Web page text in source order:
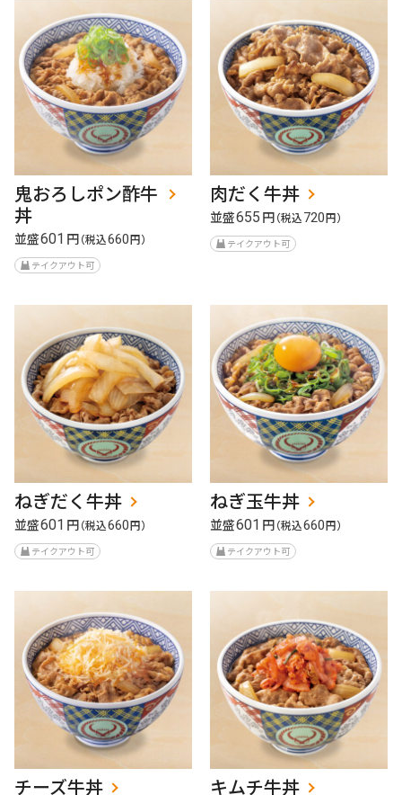
鬼おろしポン酢牛
丼
並盛601 円（税込660円）
テイクアウト可
肉だく牛丼
並盛655 円（税込720円）
テイクアウト可
ねぎだく牛丼
並盛601 円（税込660円）
テイクアウト可
ねぎ玉牛丼
並盛601 円（税込660円）
テイクアウト可
チーズ牛丼 キムチ牛丼